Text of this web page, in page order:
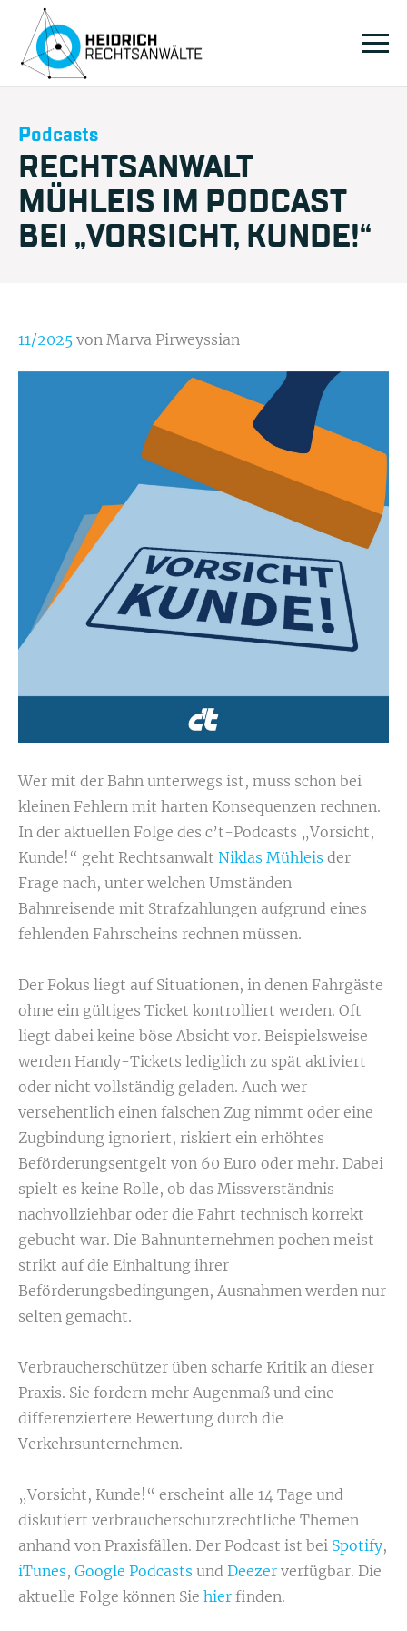
Podcasts
RECHTSANWALT
MÜHLEIS IM PODCAST
BEI „VORSICHT, KUNDE!“
11/2025 von Marva Pirweyssian
Wer mit der Bahn unterwegs ist, muss schon bei
kleinen Fehlern mit harten Konsequenzen rechnen.
In der aktuellen Folge des c’t-Podcasts „Vorsicht,
Kunde!“ geht Rechtsanwalt Niklas Mühleis der
Frage nach, unter welchen Umständen
Bahnreisende mit Strafzahlungen aufgrund eines
fehlenden Fahrscheins rechnen müssen.
Der Fokus liegt auf Situationen, in denen Fahrgäste
ohne ein gültiges Ticket kontrolliert werden. Oft
liegt dabei keine böse Absicht vor. Beispielsweise
werden Handy-Tickets lediglich zu spät aktiviert
oder nicht vollständig geladen. Auch wer
versehentlich einen falschen Zug nimmt oder eine
Zugbindung ignoriert, riskiert ein erhöhtes
Beförderungsentgelt von 60 Euro oder mehr. Dabei
spielt es keine Rolle, ob das Missverständnis
nachvollziehbar oder die Fahrt technisch korrekt
gebucht war. Die Bahnunternehmen pochen meist
strikt auf die Einhaltung ihrer
Beförderungsbedingungen, Ausnahmen werden nur
selten gemacht.
Verbraucherschützer üben scharfe Kritik an dieser
Praxis. Sie fordern mehr Augenmaß und eine
differenziertere Bewertung durch die
Verkehrsunternehmen.
„Vorsicht, Kunde!“ erscheint alle 14 Tage und
diskutiert verbraucherschutzrechtliche Themen
anhand von Praxisfällen. Der Podcast ist bei Spotify,
iTunes, Google Podcasts und Deezer verfügbar. Die
aktuelle Folge können Sie hier finden.